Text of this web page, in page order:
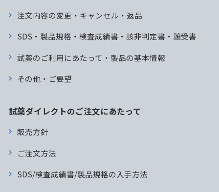
注文内容の変更・キャンセル・返品
SDS・製品規格・検査成績書・該非判定書・譲受書
試薬のご利用にあたって・製品の基本情報
その他・ご要望
試薬ダイレクトのご注文にあたって
販売方針
ご注文方法
SDS/検査成績書/製品規格の入手方法